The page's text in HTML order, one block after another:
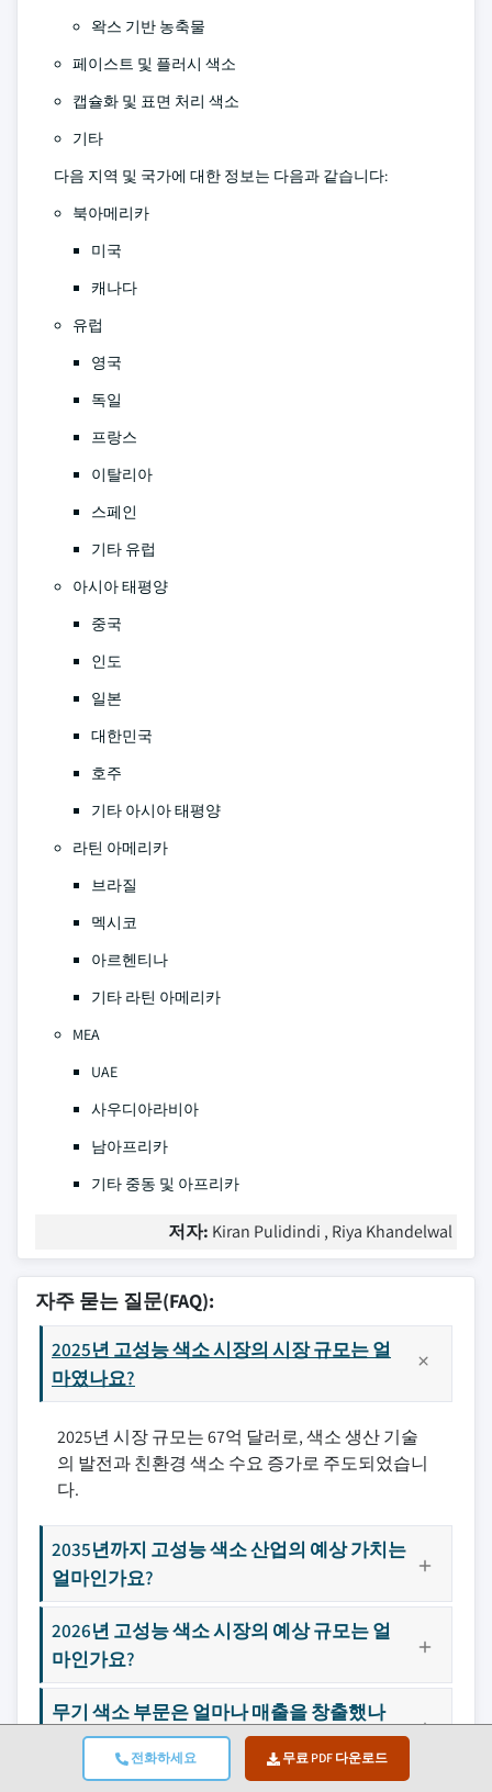
전화하세요 무료 PDF 다운로드
왁스 기반 농축물
페이스트 및 플러시 색소
캡슐화 및 표면 처리 색소
기타
다음 지역 및 국가에 대한 정보는 다음과 같습니다:
북아메리카
미국
캐나다
유럽
영국
독일
프랑스
이탈리아
스페인
기타 유럽
아시아 태평양
중국
인도
일본
대한민국
호주
기타 아시아 태평양
라틴 아메리카
브라질
멕시코
아르헨티나
기타 라틴 아메리카
MEA
UAE
사우디아라비아
남아프리카
기타 중동 및 아프리카
저자: Kiran Pulidindi , Riya Khandelwal
자주 묻는 질문(FAQ):
2025년 고성능 색소 시장의 시장 규모는 얼
마였나요?
2025년 시장 규모는 67억 달러로, 색소 생산 기술
의 발전과 친환경 색소 수요 증가로 주도되었습니
다.
2035년까지 고성능 색소 산업의 예상 가치는
얼마인가요?
2026년 고성능 색소 시장의 예상 규모는 얼
마인가요?
무기 색소 부문은 얼마나 매출을 창출했나